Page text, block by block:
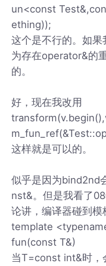
un<const
ething));
这个是不行的。如
为存在operator&的
的。
好，现在我改用
这样就是可以的。
似乎是因为bind2nd
nst&。但是我看了
论讲，编译器碰到模
template
fun(const T&)
当T=const int&时，